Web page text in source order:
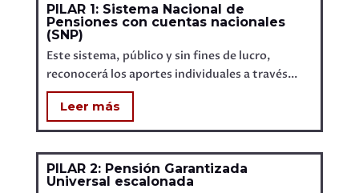
PILAR 1: Sistema Nacional de
Pensiones con cuentas nacionales
(SNP)
Este sistema, público y sin fines de lucro,
reconocerá los aportes individuales a través...
Leer más
PILAR 2: Pensión Garantizada
Universal escalonada